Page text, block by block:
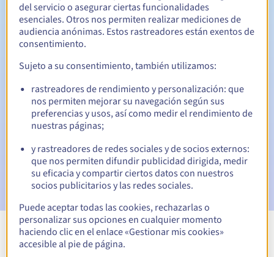
Período de redención 30 días
Notificaciones automáticas:
Emails de aviso:60, 30, 15, 7 y 3 días antes de la fecha de
vencimiento
Email el día del vencimiento
Email tras el Redemption Grace Periodpara notificar la
eliminación del nombre de dominio
Ver todas las extensiones
del servicio o asegurar ciertas funcionalidades
esenciales. Otros nos permiten realizar mediciones de
audiencia anónimas. Estos rastreadores están exentos de
consentimiento.
Sujeto a su consentimiento, también utilizamos:
rastreadores de rendimiento y personalización: que
nos permiten mejorar su navegación según sus
preferencias y usos, así como medir el rendimiento de
nuestras páginas;
y rastreadores de redes sociales y de socios externos:
que nos permiten difundir publicidad dirigida, medir
su eficacia y compartir ciertos datos con nuestros
socios publicitarios y las redes sociales.
Puede aceptar todas las cookies, rechazarlas o
personalizar sus opciones en cualquier momento
haciendo clic en el enlace «Gestionar mis cookies»
accesible al pie de página.